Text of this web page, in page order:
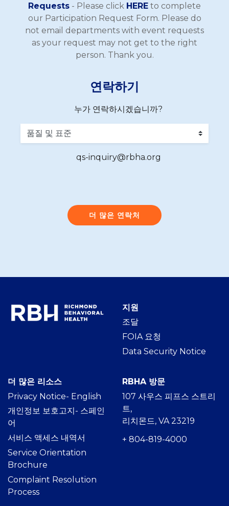
Requests - Please click HERE to complete
our Participation Request Form. Please do
not email departments with event requests
as your request may not get to the right
person. Thank you.
연락하기
누가 연락하시겠습니까?
qs-inquiry@rbha.org
더 많은 연락처
지원
조달
FOIA 요청
Data Security Notice
더 많은 리소스
Privacy Notice- English
개인정보 보호고지- 스페인
어
서비스 액세스 내역서
Service Orientation
Brochure
Complaint Resolution
Process
RBHA 방문
107 사우스 피프스 스트리
트,
리치몬드, VA 23219
+ 804-819-4000